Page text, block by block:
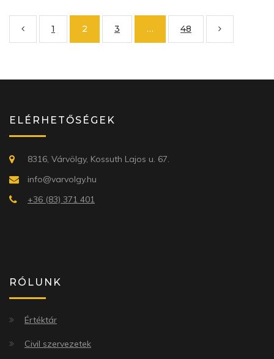
1 2 3 … 48
ELÉRHETŐSÉGEK
8316, Várvölgy, Kossuth Lajos u. 67.
info@varvolgy.hu
+36 (83) 371 401
RÓLUNK
Értéktár
Civil szervezetek